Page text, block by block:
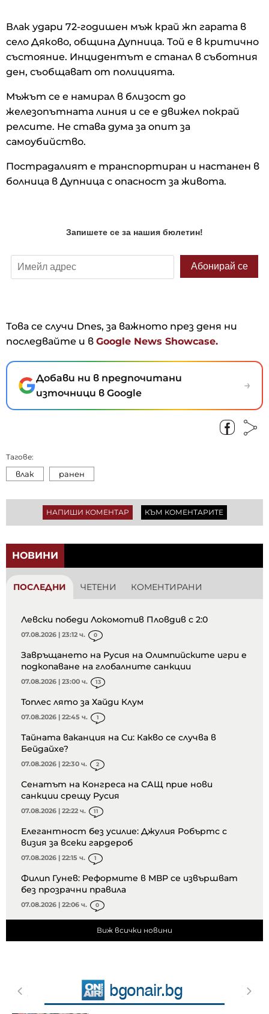
Влак удари 72-годишен мъж край жп гарата в
село Дяково, община Дупница. Той е в критично
състояние. Инцидентът е станал в съботния
ден, съобщават от полицията.
Мъжът се е намирал в близост до
железопътната линия и се е движел покрай
релсите. Не става дума за опит за
самоубийство.
Пострадалият е транспортиран и настанен в
болница в Дупница с опасност за живота.
Това се случи Dnes, за важното през деня ни
последвайте и в Google News Showcase.
Добави ни в предпочитани
източници в Google
→
Тагове:
влак ранен
НАПИШИ КОМЕНТАР КЪМ КОМЕНТАРИТЕ
НОВИНИ
ПОСЛЕДНИ ЧЕТЕНИ КОМЕНТИРАНИ
Левски победи Локомотив Пловдив с 2:0
07.08.2026 | 23:12 ч. 0
Завръщането на Русия на Олимпийските игри е
подкопаване на глобалните санкции
07.08.2026 | 23:00 ч. 13
Топлес лято за Хайди Клум
07.08.2026 | 22:45 ч. 1
Тайната ваканция на Си: Какво се случва в
Бейдайхе?
07.08.2026 | 22:30 ч. 2
Сенатът на Конгреса на САЩ прие нови
санкции срещу Русия
07.08.2026 | 22:22 ч. 11
Елегантност без усилие: Джулия Робъртс с
визия за всеки гардероб
07.08.2026 | 22:15 ч. 1
Филип Гунев: Реформите в МВР се извършват
без прозрачни правила
07.08.2026 | 22:06 ч. 0
Виж всички новини